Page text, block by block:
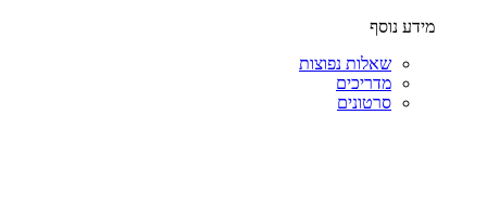
מידע נוסף
שאלות נפוצות
מדריכים
סרטונים